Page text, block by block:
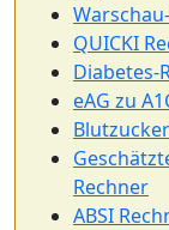
QUICKI
Diabetes-
eAG zu
Rechner
ABSI